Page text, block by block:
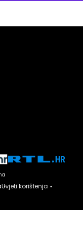
Uvjeti korištenja